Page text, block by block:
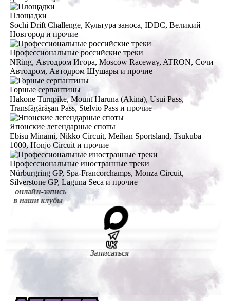
Площадки
Sochi Drift Challenge, Культура заноса, IDDC, Великий
Новгород и прочие
Профессиональные российские треки
NRing, Автодром Игора, Moscow Raceway, ATRON, Сочи
Автодром, Автодром Шушары и прочие
Горные серпантины
Hakone Turnpike, Mount Haruna (Akina), Usui Pass,
Transfăgărășan Pass, Stelvio Pass и прочие
Японские легендарные споты
Ebisu Minami, Nikko Circuit, Meihan Sportsland, Tsukuba
1000, Honjo Circuit и прочие
Профессиональные иностранные треки
Nürburgring GP, Spa-Francorchamps, Monza Circuit,
Silverstone GP, Laguna Seca и прочие
онлайн-запись
в наши клубы
Записаться